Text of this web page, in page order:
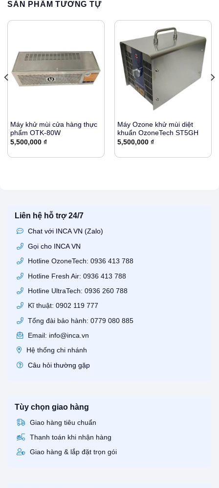
SẢN PHẨM TƯƠNG TỰ
Máy khử mùi cửa hàng thực
phẩm OTK-80W
5,500,000 ₫
Máy Ozone khử mùi diệt
khuẩn OzoneTech ST5GH
5,500,000 ₫
Liên hệ hỗ trợ 24/7
Chat với INCA VN (Zalo)
Gọi cho INCA VN
Hotline OzoneTech: 0936 413 788
Hotline Fresh Air: 0936 413 788
Hotline UltraTech: 0936 260 788
Kĩ thuật: 0902 119 777
Tổng đài bảo hành: 0779 080 885
Email: info@inca.vn
Hệ thống chi nhánh
Câu hỏi thường gặp
Tùy chọn giao hàng
Giao hàng tiêu chuẩn
Thanh toán khi nhận hàng
Giao hàng & lắp đặt trọn gói